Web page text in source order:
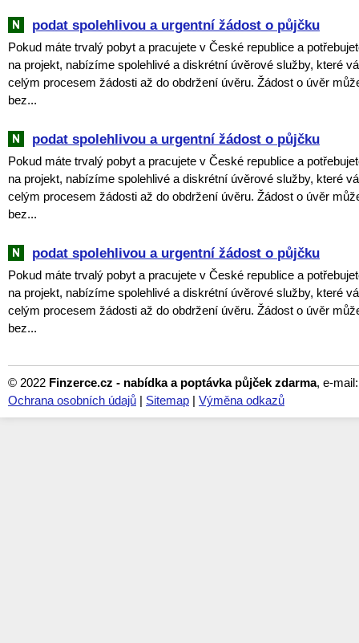
podat spolehlivou a urgentní žádost o půjčku
Pokud máte trvalý pobyt a pracujete v České republice a
na projekt, nabízíme spolehlivé a diskrétní úvěrové služby, které
celým procesem žádosti až do obdržení úvěru. Žádost o úvěr
bez...
podat spolehlivou a urgentní žádost o půjčku
Pokud máte trvalý pobyt a pracujete v České republice a
na projekt, nabízíme spolehlivé a diskrétní úvěrové služby, které
celým procesem žádosti až do obdržení úvěru. Žádost o úvěr
bez...
podat spolehlivou a urgentní žádost o půjčku
Pokud máte trvalý pobyt a pracujete v České republice a
na projekt, nabízíme spolehlivé a diskrétní úvěrové služby, které
celým procesem žádosti až do obdržení úvěru. Žádost o úvěr
bez...
© 2022 Finzerce.cz - nabídka a poptávka půjček zdarma, e-
Ochrana osobních údajů | Sitemap | Výměna odkazů